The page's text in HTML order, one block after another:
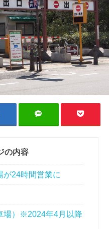
の内容
が24時間営業に
場）※2024年4月以降